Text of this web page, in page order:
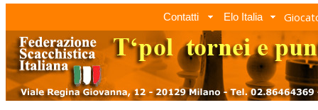
Contatti Elo Italia